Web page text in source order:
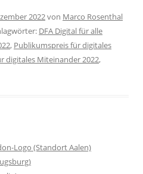
2022von Marco Rosenthal
DFA Digital für alle
, Publikumspreis für digitales
digitales Miteinander 2022,